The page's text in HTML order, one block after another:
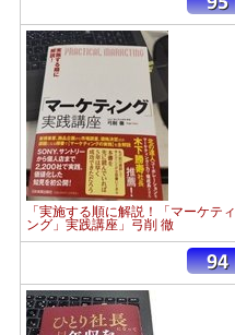
「実施する順に解説！「マーケティ
ング」実践講座」弓削 徹